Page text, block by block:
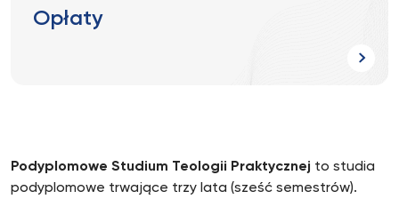
Opłaty
Podyplomowe Studium Teologii Praktycznej to studia
podyplomowe trwające trzy lata (sześć semestrów).